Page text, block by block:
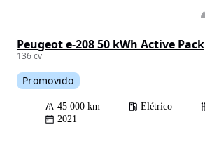
Peugeot e-208 50 kWh Active Pack
136 cv
Promovido
45 000 km Elétrico
2021